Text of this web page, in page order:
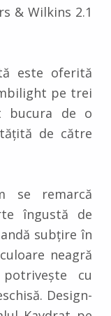
& Wilkins 2.1
este oferită
pe trei
bucura de o
de către
se remarcă
îngustă de
subțire în
neagră
cu
Design-